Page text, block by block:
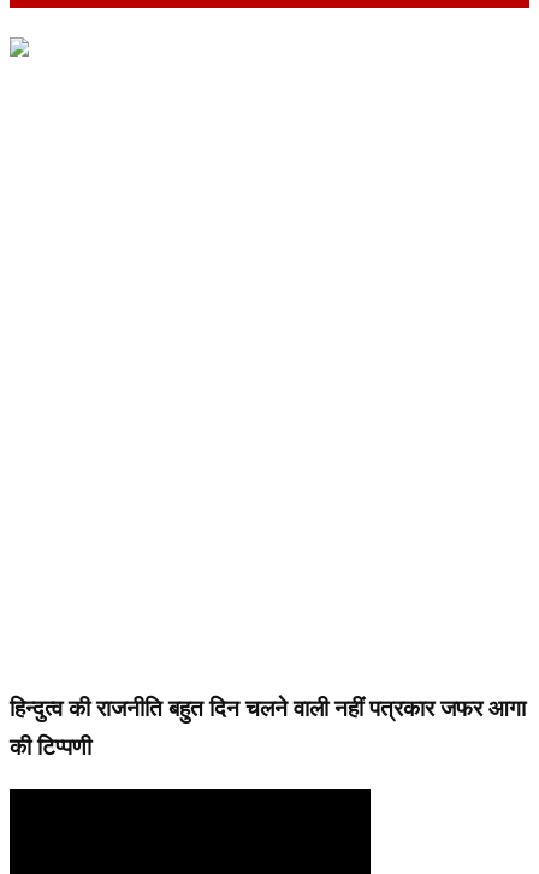
हिन्दुत्व की राजनीति बहुत दिन चलने वाली नहीं पत्रकार जफर आगा
की टिप्पणी